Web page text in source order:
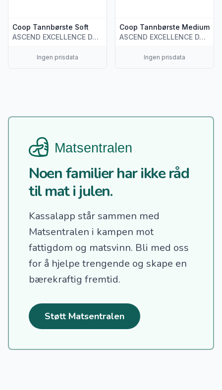
Coop Tannbørste Soft
ASCEND EXCELLENCE DAILY PRODUCTS JI
Ingen prisdata
Coop Tannbørste Medium
ASCEND EXCELLENCE DAILY PRODUCTS JI
Ingen prisdata
Noen familier har ikke råd
til mat i julen.
Kassalapp står sammen med
Matsentralen i kampen mot
fattigdom og matsvinn. Bli med oss
for å hjelpe trengende og skape en
bærekraftig fremtid.
Støtt Matsentralen